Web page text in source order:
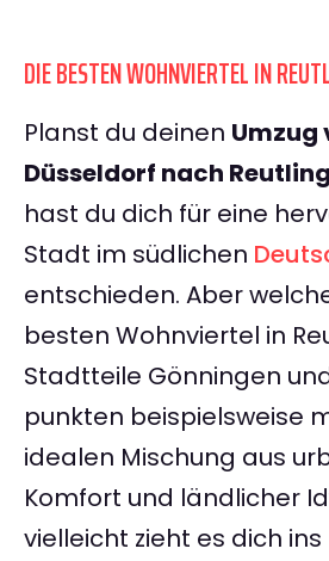
DIE BESTEN WOHNVIERTEL IN
Planst du deinen Umzug
Düsseldorf nach
hast du dich für eine
Stadt im südlichen
entschieden. Aber
besten Wohnviertel in
Stadtteile Gönningen
punkten beispielsweise
idealen Mischung aus
Komfort und ländlicher
vielleicht zieht es dich